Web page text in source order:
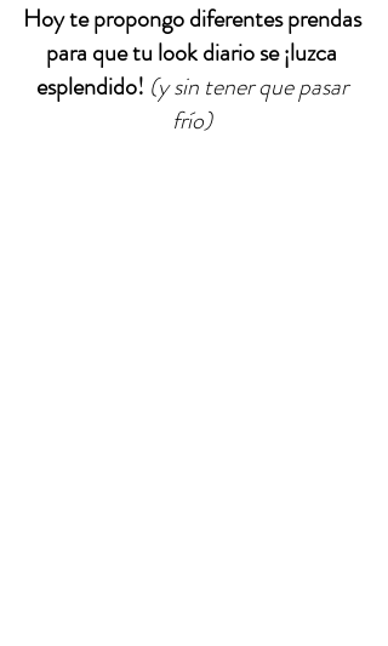
Hoy te propongo diferentes prendas
para que tu look diario se ¡luzca
esplendido! (y sin tener que pasar
frío)